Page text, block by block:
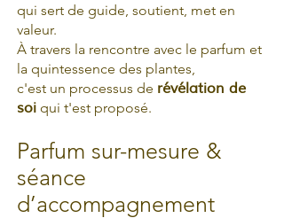
qui sert de guide, soutient, met en
valeur.
À travers la rencontre avec le parfum et
la quintessence des plantes,
c'est un processus de révélation de
soi qui t'est proposé.
Parfum sur-mesure &
séance
d’accompagnement